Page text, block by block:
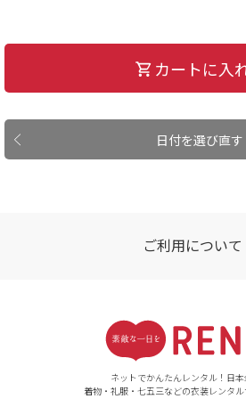
日付を選び直す
カートに入
ご利用について
【ご注文（インターネット）】
24時間年中無休
【お問い合わせ窓口（メー
ネットでかんたんレンタル！日本
着物・礼服・七五三などの衣装レンタル